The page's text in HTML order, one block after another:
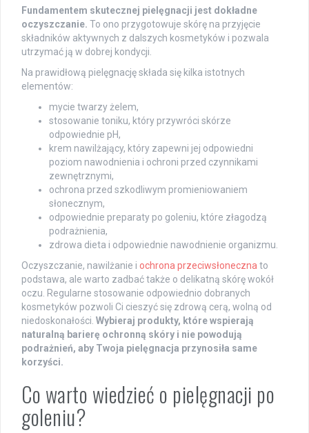
Fundamentem skutecznej pielęgnacji jest dokładne
oczyszczanie. To ono przygotowuje skórę na przyjęcie
składników aktywnych z dalszych kosmetyków i pozwala
utrzymać ją w dobrej kondycji.
Na prawidłową pielęgnację składa się kilka istotnych
elementów:
mycie twarzy żelem,
stosowanie toniku, który przywróci skórze
odpowiednie pH,
krem nawilżający, który zapewni jej odpowiedni
poziom nawodnienia i ochroni przed czynnikami
zewnętrznymi,
ochrona przed szkodliwym promieniowaniem
słonecznym,
odpowiednie preparaty po goleniu, które złagodzą
podrażnienia,
zdrowa dieta i odpowiednie nawodnienie organizmu.
Oczyszczanie, nawilżanie i ochrona przeciwsłoneczna to
podstawa, ale warto zadbać także o delikatną skórę wokół
oczu. Regularne stosowanie odpowiednio dobranych
kosmetyków pozwoli Ci cieszyć się zdrową cerą, wolną od
niedoskonałości. Wybieraj produkty, które wspierają
naturalną barierę ochronną skóry i nie powodują
podrażnień, aby Twoja pielęgnacja przynosiła same
korzyści.
Co warto wiedzieć o pielęgnacji po
goleniu?